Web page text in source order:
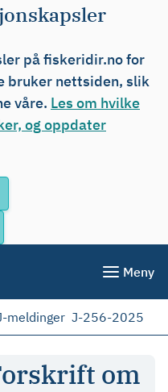
på fiskeridir.no for
bruker nettsiden, slik
våre. Les om hvilke
og oppdater
Meny
meldinger J-256-2025
om